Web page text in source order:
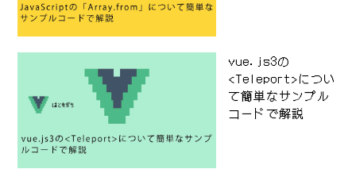
vue.js3の
<Teleport>につい
て簡単なサンプル
コードで解説